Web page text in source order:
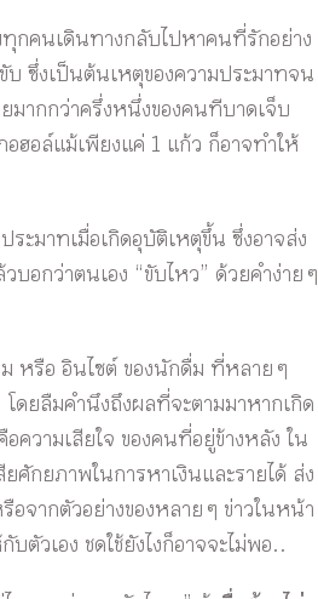
กคนเดินทางกลับไปหาคนที่รักอย่าง
บ ซึ่งเป็นต้นเหตุของความประมาทจน
มากกว่าครึ่งหนึ่งของคนทีบาดเจ็บ
ฮอล์แม้เพียงแค่ 1 แก้ว ก็อาจทำให้
ะมาทเมื่อเกิดอุบัติเหตุขึ้น ซึ่งอาจส่ง
อกว่าตนเอง “ขับไหว” ด้วยคำง่าย ๆ
หรือ อินไซต์ ของนักดื่ม ที่หลาย ๆ
ดยลืมคำนึงถึงผลที่จะตามมาหากเกิด
วามเสียใจ ของคนที่อยู่ข้างหลัง ใน
กยภาพในการหาเงินและรายได้ ส่ง
จากตัวอย่างของหลาย ๆ ข่าวในหน้า
วเอง ชดใช้ยังไงก็อาจจะไม่พอ..